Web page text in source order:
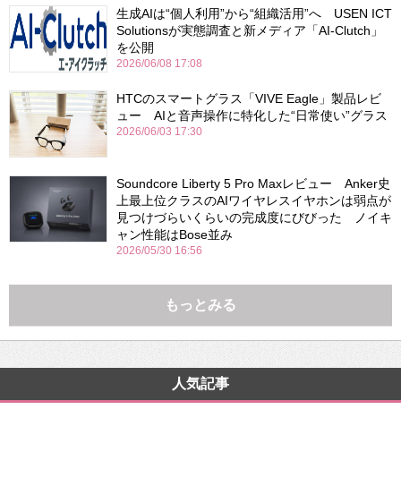
生成AIは“個人利用”から“組織活用”へ USEN ICT
Solutionsが実態調査と新メディア「AI-Clutch」
を公開
2026/06/08 17:08
HTCのスマートグラス「VIVE Eagle」製品レビ
ュー AIと音声操作に特化した“日常使い”グラス
2026/06/03 17:30
Soundcore Liberty 5 Pro Maxレビュー Anker史
上最上位クラスのAIワイヤレスイヤホンは弱点が
見つけづらいくらいの完成度にびびった ノイキ
ャン性能はBose並み
2026/05/30 16:56
もっとみる
人気記事